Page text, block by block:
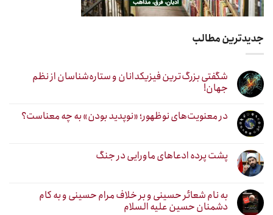
جدیدترین مطالب
شگفتی بزرگ‌ترین فیزیکدانان و ستاره‌شناسان از نظم
جهان!
در معنویت‌های نوظهور؛ «نوپدید بودن» به چه معناست؟
پشت پرده ادعاهای ماورایی در جنگ
به نام شعائر حسینی و بر خلاف مرام حسینی و به کام
دشمنان حسین علیه السلام